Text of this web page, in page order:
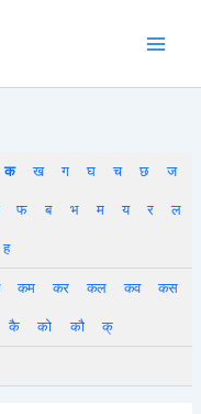
क ख ग घ च छ
ज
फ ब भ म य र
ल
ह
कम कर कल कव
कस
कै को कौ
क्